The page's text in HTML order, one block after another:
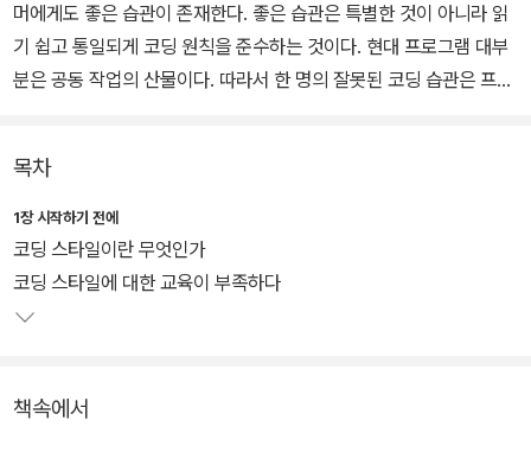
머에게도 좋은 습관이 존재한다. 좋은 습관은 특별한 것이 아니라 읽
기 쉽고 통일되게 코딩 원칙을 준수하는 것이다. 현대 프로그램 대부
분은 공동 작업의 산물이다. 따라서 한 명의 잘못된 코딩 습관은 프로
이 책은 읽기 쉬운 코드가 좋은 코드라는 명제로 프로그래머에게 꼭
필요한 좋은 코딩 습관을 주제별로 구성한 책이다. 프로젝트 단위의
작업이 많아지고 있는 현업 프로그래머들에게는 팀내 중요한 의사소
통 수단의 기본을 다지는 측면에서, 초보 개발자나 프로그래머를 꿈
꾸는 입문자들에게는 처음부터 제대로 된 코딩 습관을 들일 수 있는
목차
1장 시작하기 전에
코딩 스타일이란 무엇인가
코딩 스타일에 대한 교육이 부족하다
책속에서